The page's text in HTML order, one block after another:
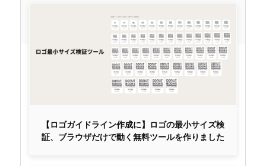
【ロゴガイドライン作成に】ロゴの最小サイズ検
証、ブラウザだけで動く無料ツールを作りました